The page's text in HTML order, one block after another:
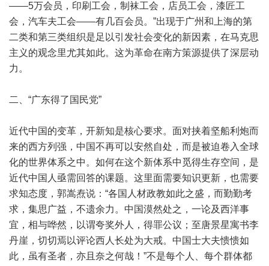
——5万会员，印刷工会，制袜工会，店员工会，漆匠工
会，汽车夫工会——有几百会员。”出现于广州和上海的第
二类和第三类组织是足以引发社会变化的新因素，在马克思
主义的观念里尤其如此。这为革命在南方策源提供了深层动
力。
二、“广东得了国民党”
近代中国的变革，开新知是核心要求。面对挟着坚船利炮而
来的西方列强，中国不再可以安然自处，而是被迫卷入全球
化的世界体系之中。如何在这个新体系中觅得生存空间，是
近代中国人亟需回答的课题。这里面需要知识更新，也需要
求知态度，郭嵩焘说：“各国人材政教如此之盛，而勤勤考
求，集思广益，不遗余力。中国漠然处之，一论及西洋事
宜，相与哗然，以谓夸奖外人，得罪公议；至唐景星寓书李
丹崖，切切焉以评论西人长处为大戒。中国士大夫愦愦如
此，虽有圣者，亦且奈之何哉！”不是每个人、每个群体都